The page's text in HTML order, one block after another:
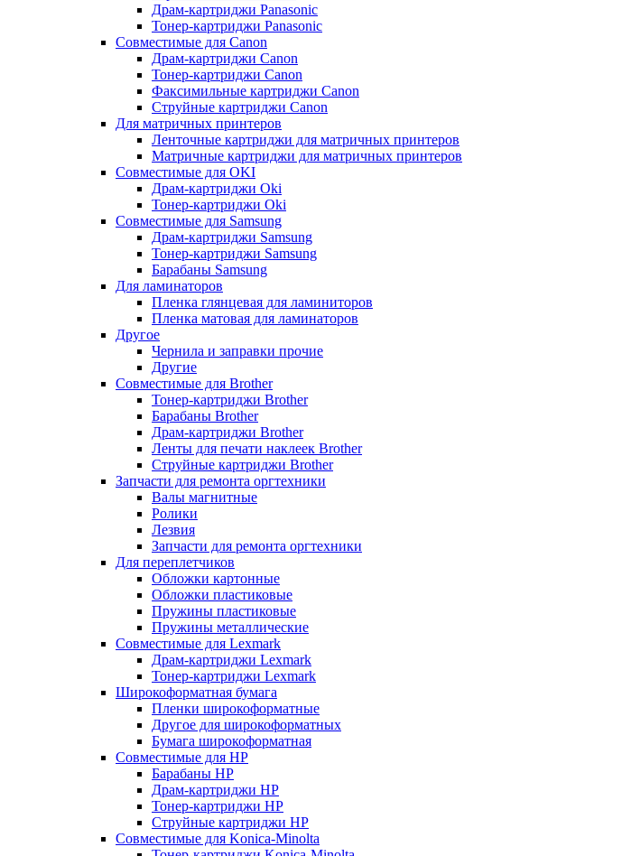
Драм-картриджи Panasonic
Тонер-картриджи Panasonic
Совместимые для Canon
Драм-картриджи Canon
Тонер-картриджи Canon
Факсимильные картриджи Canon
Струйные картриджи Canon
Для матричных принтеров
Ленточные картриджи для матричных принтеров
Матричные картриджи для матричных принтеров
Совместимые для OKI
Драм-картриджи Oki
Тонер-картриджи Oki
Совместимые для Samsung
Драм-картриджи Samsung
Тонер-картриджи Samsung
Барабаны Samsung
Для ламинаторов
Пленка глянцевая для ламиниторов
Пленка матовая для ламинаторов
Другое
Чернила и заправки прочие
Другие
Совместимые для Brother
Тонер-картриджи Brother
Барабаны Brother
Драм-картриджи Brother
Ленты для печати наклеек Brother
Струйные картриджи Brother
Запчасти для ремонта оргтехники
Валы магнитные
Ролики
Лезвия
Запчасти для ремонта оргтехники
Для переплетчиков
Обложки картонные
Обложки пластиковые
Пружины пластиковые
Пружины металлические
Совместимые для Lexmark
Драм-картриджи Lexmark
Тонер-картриджи Lexmark
Широкоформатная бумага
Пленки широкоформатные
Другое для широкоформатных
Бумага широкоформатная
Совместимые для HP
Барабаны HP
Драм-картриджи HP
Тонер-картриджи HP
Струйные картриджи HP
Совместимые для Konica-Minolta